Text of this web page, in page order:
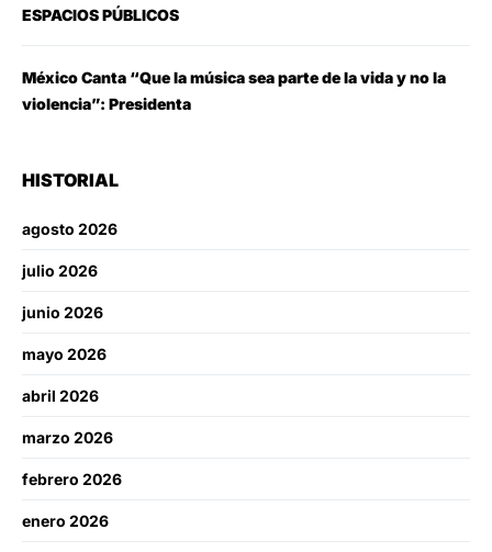
ESPACIOS PÚBLICOS
México Canta “Que la música sea parte de la vida y no la
violencia”: Presidenta
HISTORIAL
agosto 2026
julio 2026
junio 2026
mayo 2026
abril 2026
marzo 2026
febrero 2026
enero 2026